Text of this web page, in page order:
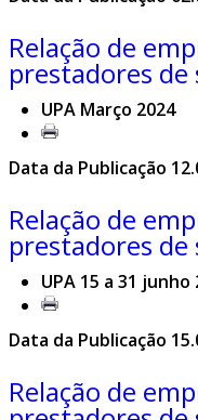
Relação de
prestadores de
UPA Março 2024
Data da Publicação
Relação de
prestadores de
UPA 15 a 31 junho
Data da Publicação
Relação de